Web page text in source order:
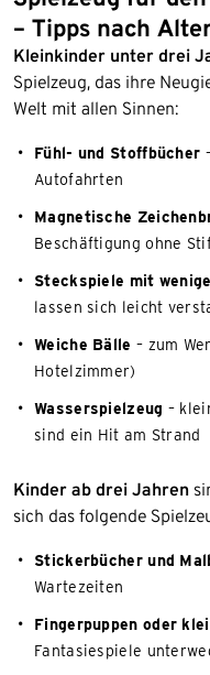
– Tipps nach
Kleinkinder unter drei
Spielzeug, das ihre
Welt mit allen Sinnen:
Fühl- und Stoffbücher
Autofahrten
Magnetische
Beschäftigung ohne
Steckspiele mit
lassen sich leicht
Weiche Bälle – zum
Hotelzimmer)
Wasserspielzeug –
sind ein Hit am Strand
Kinder ab drei Jahren
sich das folgende
Stickerbücher und
Wartezeiten
Fingerpuppen oder
Fantasiespiele